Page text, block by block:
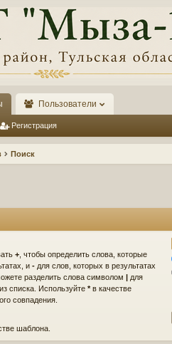
Пользователи
Регистрация
Поиск
+ , чтобы определить слова, которые
и - для слов, которых в результатах
разделить слова символом | для
списка. Используйте *в качестве
совпадения.
шаблона.